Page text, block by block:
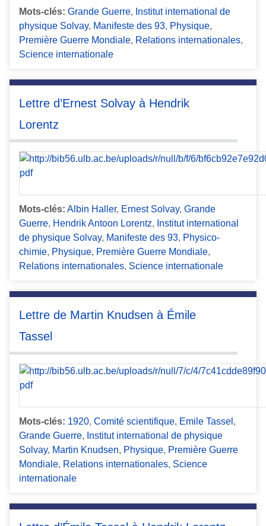
Mots-clés: Grande Guerre, Institut international de
physique Solvay, Manifeste des 93, Physique,
Première Guerre Mondiale, Relations internationales,
Science internationale
Lettre d’Ernest Solvay à Hendrik
Lorentz
Mots-clés: Albin Haller, Ernest Solvay, Grande
Guerre, Hendrik Antoon Lorentz, Institut international
de physique Solvay, Manifeste des 93, Physico-
chimie, Physique, Première Guerre Mondiale,
Relations internationales, Science internationale
Lettre de Martin Knudsen à Émile
Tassel
Mots-clés: 1920, Comité scientifique, Emile Tassel ,
Grande Guerre, Institut international de physique
Solvay, Martin Knudsen, Physique, Première Guerre
Mondiale, Relations internationales, Science
internationale